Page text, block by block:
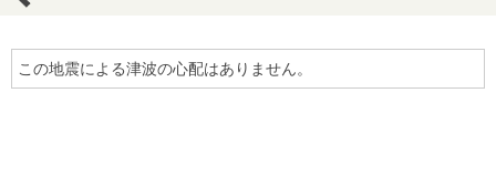
この地震による津波の心配はありません。